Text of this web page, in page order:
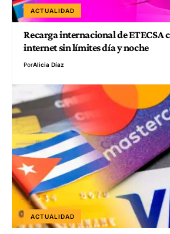
ACTUALIDAD
Recarga internacional de ETECSA
internet sin límites día y noche
PorAlicia Díaz
ACTUALIDAD